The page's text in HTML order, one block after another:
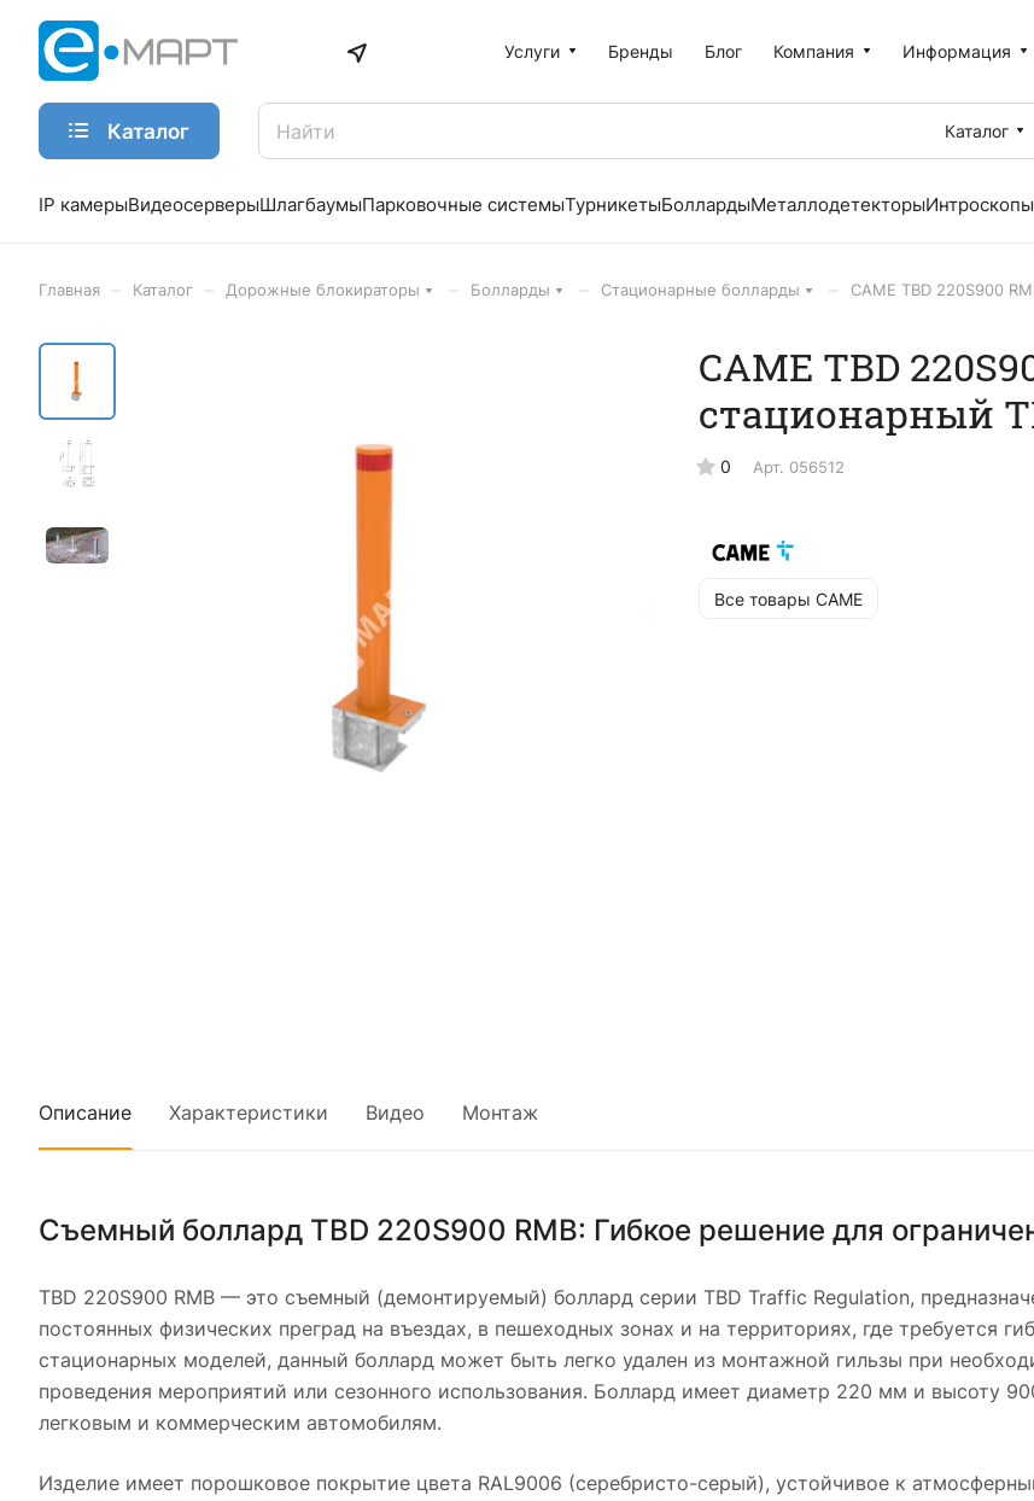
Услуги Бренды Блог Компания Информация
Каталог
Каталог
IP камерыВидеосерверыШлагбаумыПарковочные системыТурникетыБоллардыМеталлодетекторыИнтроскопы
Главная Каталог Дорожные блокираторы Болларды Стационарные болларды CAME TBD 220S900
CAME TBD
стационарный
0 Арт. 056512
Все товары CAME
Описание Характеристики Видео Монтаж
Съемный боллард TBD 220S900 RMB: Гибкое решение для
TBD 220S900 RMB — это съемный (демонтируемый) боллард серии TBD Traffic Regulation,
постоянных физических преград на въездах, в пешеходных зонах и на территориях, где требуется
стационарных моделей, данный боллард может быть легко удален из монтажной гильзы при
проведения мероприятий или сезонного использования. Боллард имеет диаметр 220 мм и высоту
легковым и коммерческим автомобилям.
Изделие имеет порошковое покрытие цвета RAL9006 (серебристо-серый), устойчивое к